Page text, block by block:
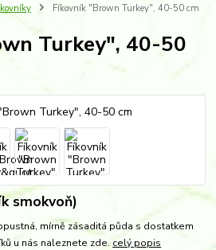
Fíkovník "Brown Turkey", 40-50 cm
Turkey", 40-50
smokvoň)
mírně zásaditá půda s dostatkem
u nás naleznete zde. celý popis